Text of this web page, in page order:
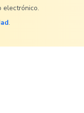
electrónico.
.